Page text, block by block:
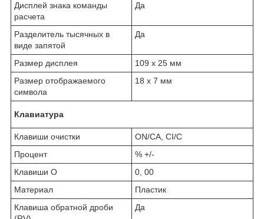
Дисплей знака команды
расчета
Да
Разделитель тысячных в
виде запятой
Да
Размер дисплея
109 x 25 мм
Размер отображаемого
символа
18 x 7 мм
Клавиатура
Клавиши очистки
ON/CA, CI/C
Процент
% +/-
Клавиши O
0, 00
Материал
Пластик
Клавиша обратной дроби
Да